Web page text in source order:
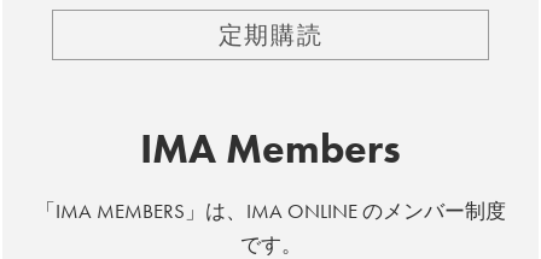
定期購読
IMA Members
「IMA MEMBERS」は、IMA ONLINE のメンバー制度
です。